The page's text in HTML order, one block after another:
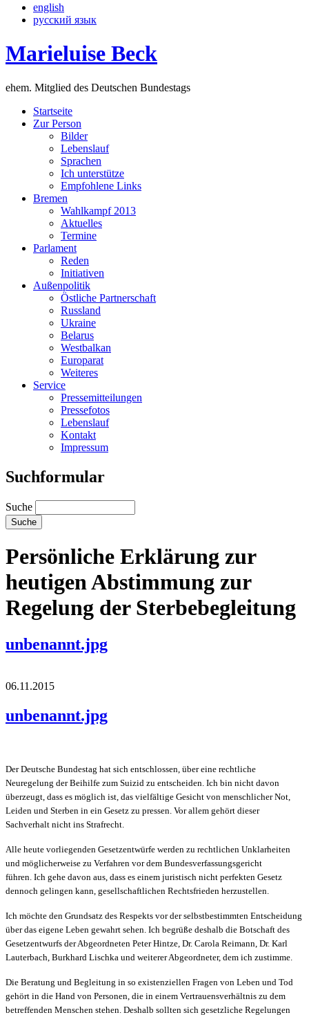
english
русский язык
Marieluise Beck
ehem. Mitglied des Deutschen Bundestags
Startseite
Zur Person
Bilder
Lebenslauf
Sprachen
Ich unterstütze
Empfohlene Links
Bremen
Wahlkampf 2013
Aktuelles
Termine
Parlament
Reden
Initiativen
Außenpolitik
Östliche Partnerschaft
Russland
Ukraine
Belarus
Westbalkan
Europarat
Weiteres
Service
Pressemitteilungen
Pressefotos
Lebenslauf
Kontakt
Impressum
Suchformular
Suche
Persönliche Erklärung zur
heutigen Abstimmung zur
Regelung der Sterbebegleitung
unbenannt.jpg
06.11.2015
unbenannt.jpg
Der Deutsche Bundestag hat sich entschlossen, über eine rechtliche
Neuregelung der Beihilfe zum Suizid zu entscheiden. Ich bin nicht davon
überzeugt, dass es möglich ist, das vielfältige Gesicht von menschlicher Not,
Leiden und Sterben in ein Gesetz zu pressen. Vor allem gehört dieser
Sachverhalt nicht ins Strafrecht.
Alle heute vorliegenden Gesetzentwürfe werden zu rechtlichen Unklarheiten
und möglicherweise zu Verfahren vor dem Bundesverfassungsgericht
führen. Ich gehe davon aus, dass es einem juristisch nicht perfekten Gesetz
dennoch gelingen kann, gesellschaftlichen Rechtsfrieden herzustellen.
Ich möchte den Grundsatz des Respekts vor der selbstbestimmten Entscheidung
über das eigene Leben gewahrt sehen. Ich begrüße deshalb die Botschaft des
Gesetzentwurfs der Abgeordneten Peter Hintze, Dr. Carola Reimann, Dr. Karl
Lauterbach, Burkhard Lischka und weiterer Abgeordneter, dem ich zustimme.
Die Beratung und Begleitung in so existenziellen Fragen von Leben und Tod
gehört in die Hand von Personen, die in einem Vertrauensverhältnis zu dem
betreffenden Menschen stehen. Deshalb sollten sich gesetzliche Regelungen